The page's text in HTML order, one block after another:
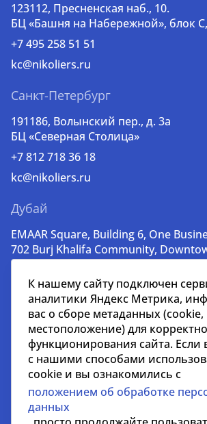
123112, Пресненская наб., 10.
БЦ «Башня на Набережной», блок
+7 495 258 51 51
kc@nikoliers.ru
Санкт-Петербург
191186, Волынский пер., д. 3a
БЦ «Северная Столица»
+7 812 718 36 18
kc@nikoliers.ru
Дубай
EMAAR Square, Building 6, One
702 Burj Khalifa Community,
lead@nikoliers-global.com
© nikoliers.ru 1994 - 2026
Все права защищены
Информация, представленная на
информативный характер и не является
распространителем рекламных
К нашему сайту подключен
аналитики Яндекс Метрика,
вас о сборе метаданных (cookie,
местоположение) для
функционирования сайта. Если
с нашими способами
cookie и вы ознакомились с
положением об обработке
данных